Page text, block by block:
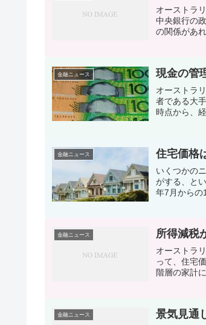
オーストラ
中央銀行の
の関係があ
金融ニュース 現金の管
オーストラ
者である大
時点から、
金融ニュース 住宅価格
いくつかの
がする、と
年7月からの
金融ニュース 所得減税
オーストラ
って、住宅
階層の家計
金融ニュース 景気見通